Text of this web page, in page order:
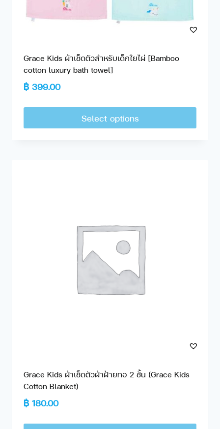
Grace Kids ผ้าเช็ดตัวสำหรับเด็กใยไผ่ [Bamboo
cotton luxury bath towel]
฿ 399.00
Select options
Grace Kids ผ้าเช็ดตัวผ้าฝ้ายทอ 2 ชั้น (Grace Kids
Cotton Blanket)
฿ 180.00